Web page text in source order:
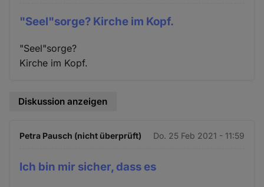
"Seel"sorge? Kirche im Kopf.
"Seel"sorge?
Kirche im Kopf.
Diskussion anzeigen
Petra Pausch (nicht überprüft) Do. 25 Feb 2021 - 11:59
Ich bin mir sicher, dass es